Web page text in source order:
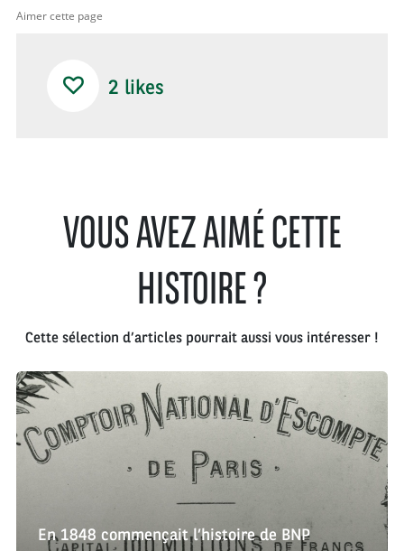
Aimer cette page
2 likes
VOUS AVEZ AIMÉ CETTE
HISTOIRE ?
Cette sélection d’articles pourrait aussi vous intéresser !
En 1848 commençait l’histoire de BNP